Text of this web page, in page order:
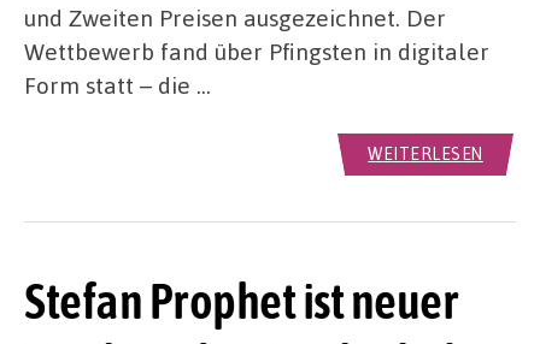
und Zweiten Preisen ausgezeichnet. Der
Wettbewerb fand über Pfingsten in digitaler
Form statt – die …
WEITERLESEN
Stefan Prophet ist neuer